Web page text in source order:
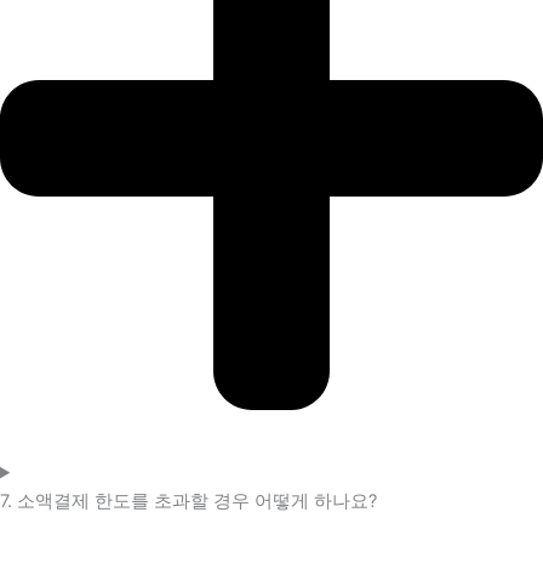
7. 소액결제 한도를 초과할 경우 어떻게 하나요?